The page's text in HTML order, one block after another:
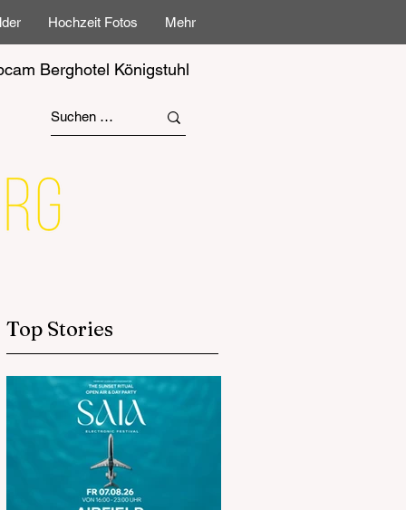
Hochzeit Fotos Mehr
Berghotel Königstuhl
Top Stories